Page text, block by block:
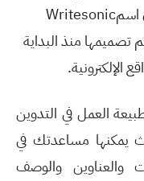
اسمWritesonic
تصميمها منذ البداية
الإلكترونية.
العمل في التدوين
يمكنها مساعدتك في
والعناوين والوصف